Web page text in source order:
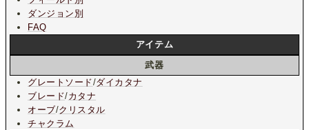
ダンジョン別
FAQ
アイテム
武器
グレートソード/ダイカタナ
ブレード/カタナ
オーブ/クリスタル
チャクラム